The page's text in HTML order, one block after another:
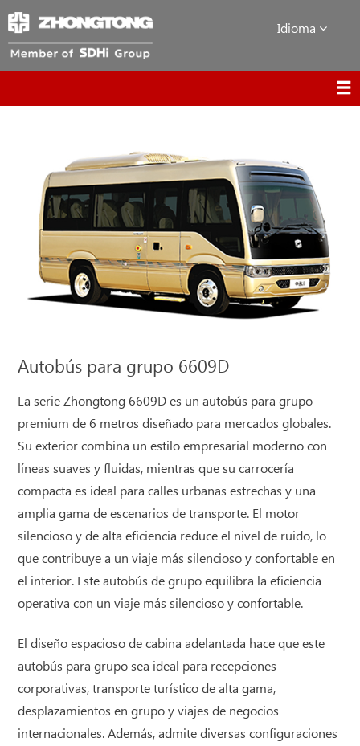
Idioma
Autobús para grupo 6609D
La serie Zhongtong 6609D es un autobús para grupo
premium de 6 metros diseñado para mercados globales.
Su exterior combina un estilo empresarial moderno con
líneas suaves y fluidas, mientras que su carrocería
compacta es ideal para calles urbanas estrechas y una
amplia gama de escenarios de transporte. El motor
silencioso y de alta eficiencia reduce el nivel de ruido, lo
que contribuye a un viaje más silencioso y confortable en
el interior. Este autobús de grupo equilibra la eficiencia
operativa con un viaje más silencioso y confortable.
El diseño espacioso de cabina adelantada hace que este
autobús para grupo sea ideal para recepciones
corporativas, transporte turístico de alta gama,
desplazamientos en grupo y viajes de negocios
internacionales. Además, admite diversas configuraciones